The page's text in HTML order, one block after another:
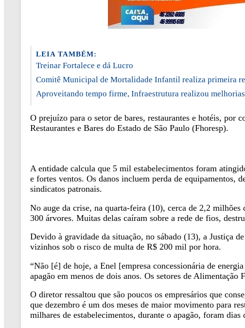
LEIA TAMBÉM:
Treinar Fortalece e dá Lucro
Comitê Municipal de Mortalidade Infantil realiza primeira
Aproveitando tempo firme, Infraestrutura realizou
O prejuízo para o setor de bares, restaurantes e hotéis, por
Restaurantes e Bares do Estado de São Paulo (Fhoresp).
A entidade calcula que 5 mil estabelecimentos foram
e fortes ventos. Os danos incluem perda de equipamentos,
sindicatos patronais.
No auge da crise, na quarta-feira (10), cerca de 2,2
300 árvores. Muitas delas caíram sobre a rede de fios,
Devido à gravidade da situação, no sábado (13), a Justiça
vizinhos sob o risco de multa de R$ 200 mil por hora.
“Não [é] de hoje, a Enel [empresa concessionária de
apagão em menos de dois anos. Os setores de
O diretor ressaltou que são poucos os empresários que
que dezembro é um dos meses de maior movimento para
milhares de estabelecimentos, durante o apagão, foram dias